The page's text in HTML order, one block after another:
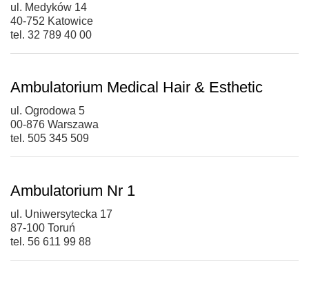
ul. Medyków 14
40-752 Katowice
tel. 32 789 40 00
Ambulatorium Medical Hair & Esthetic
ul. Ogrodowa 5
00-876 Warszawa
tel. 505 345 509
Ambulatorium Nr 1
ul. Uniwersytecka 17
87-100 Toruń
tel. 56 611 99 88